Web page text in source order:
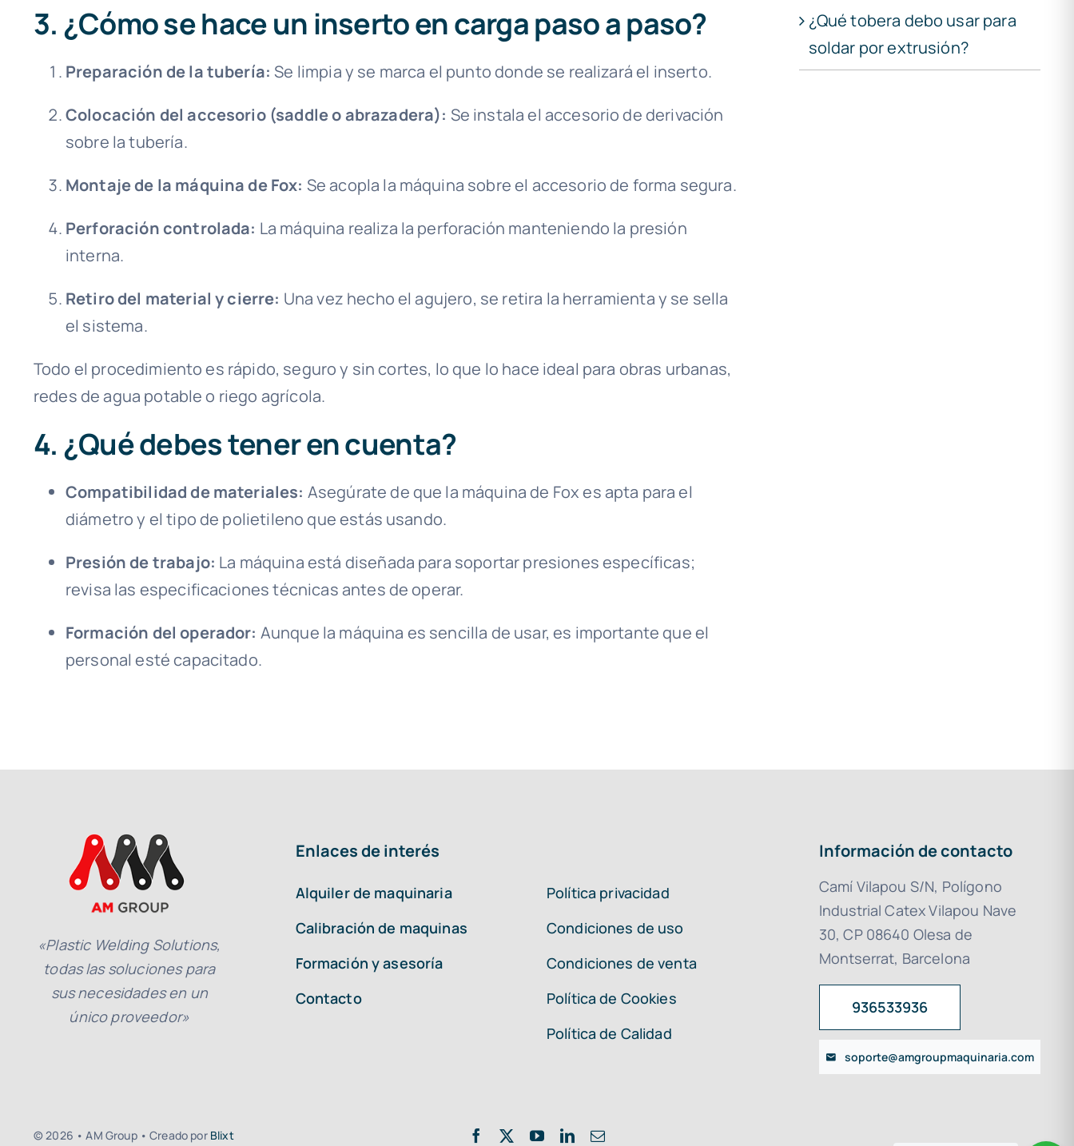
3. ¿Cómo se hace un inserto en carga paso a paso?
Preparación de la tubería: Se limpia y se marca el punto donde se realizará el inserto.
Colocación del accesorio (saddle o abrazadera): Se instala el accesorio de derivación
sobre la tubería.
Montaje de la máquina de Fox: Se acopla la máquina sobre el accesorio de forma segura.
Perforación controlada: La máquina realiza la perforación manteniendo la presión
interna.
Retiro del material y cierre: Una vez hecho el agujero, se retira la herramienta y se sella
el sistema.
Todo el procedimiento es rápido, seguro y sin cortes, lo que lo hace ideal para obras urbanas,
redes de agua potable o riego agrícola.
4. ¿Qué debes tener en cuenta?
Compatibilidad de materiales: Asegúrate de que la máquina de Fox es apta para el
diámetro y el tipo de polietileno que estás usando.
Presión de trabajo: La máquina está diseñada para soportar presiones específicas;
revisa las especificaciones técnicas antes de operar.
Formación del operador: Aunque la máquina es sencilla de usar, es importante que el
personal esté capacitado.
¿Qué tobera debo usar para
soldar por extrusión?
«Plastic Welding Solutions,
todas las soluciones para
sus necesidades en un
único proveedor»
Enlaces de interés
Alquiler de maquinaria
Calibración de maquinas
Formación y asesoría
Contacto
Política privacidad
Condiciones de uso
Condiciones de venta
Política de Cookies
Política de Calidad
Información de contacto
Camí Vilapou S/N, Polígono
Industrial Catex Vilapou Nave
30, CP 08640 Olesa de
Montserrat, Barcelona
936533936
soporte@amgroupmaquinaria.com
© 2026 • AM Group • Creado por Blixt